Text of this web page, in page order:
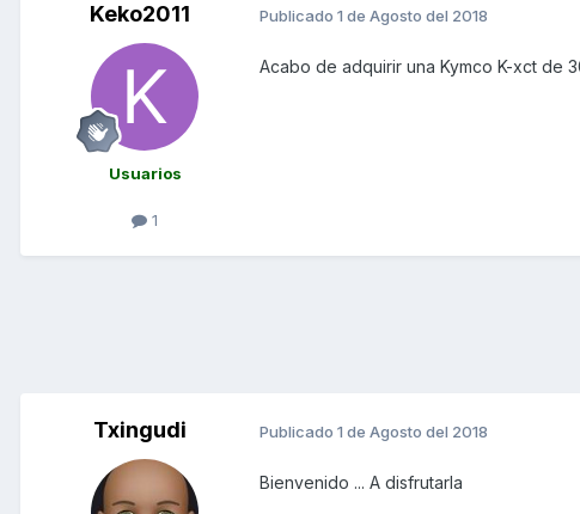
Keko2011
Usuarios
1
Publicado 1 de Agosto del 2018
Acabo de adquirir una Kymco K-xct de
Txingudi Publicado 1 de Agosto del 2018
Bienvenido ... A disfrutarla